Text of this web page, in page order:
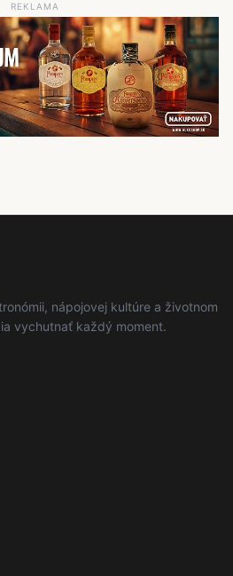
REKLAMA
nápojovej kultúre a životnom
vychutnať každý moment.